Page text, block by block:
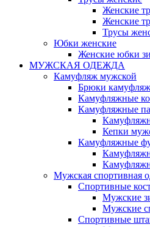
Женские
Женские
Трусы
Юбки женские
Женские юбки
МУЖСКАЯ ОДЕЖДА
Камуфляж мужской
Брюки
Камуфляжные
Камуфляжные
Кепки
Камуфляжные
Мужская спортивная
Спортивные
Мужские
Мужские
Спортивные